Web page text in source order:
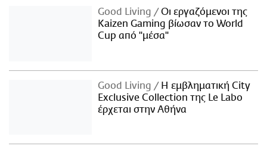
Good Living
Οι εργαζόμενοι της
Kaizen Gaming βίωσαν το World
Cup από "μέσα"
Good Living
Η εμβληματική City
Exclusive Collection της Le Labo
έρχεται στην Αθήνα